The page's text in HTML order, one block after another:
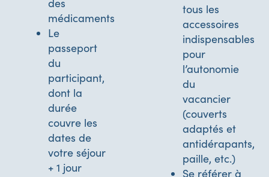
des
médicaments
Le
passeport
du
participant,
dont la
durée
couvre les
dates de
votre séjour
+ 1 jour
tous les
accessoires
indispensables
pour
l’autonomie
du
vacancier
(couverts
adaptés et
antidérapants,
paille, etc.)
Se référer à